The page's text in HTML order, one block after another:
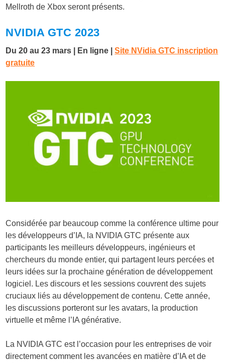
Mellroth de Xbox seront présents.
NVIDIA GTC 2023
Du 20 au 23 mars | En ligne |Site NVidia GTC inscription
gratuite
Considérée par beaucoup comme la conférence ultime pour
les développeurs d’IA, la NVIDIA GTC présente aux
participants les meilleurs développeurs, ingénieurs et
chercheurs du monde entier, qui partagent leurs percées et
leurs idées sur la prochaine génération de développement
logiciel. Les discours et les sessions couvrent des sujets
cruciaux liés au développement de contenu. Cette année,
les discussions porteront sur les avatars, la production
virtuelle et même l’IA générative.
La NVIDIA GTC est l’occasion pour les entreprises de voir
directement comment les avancées en matière d’IA et de